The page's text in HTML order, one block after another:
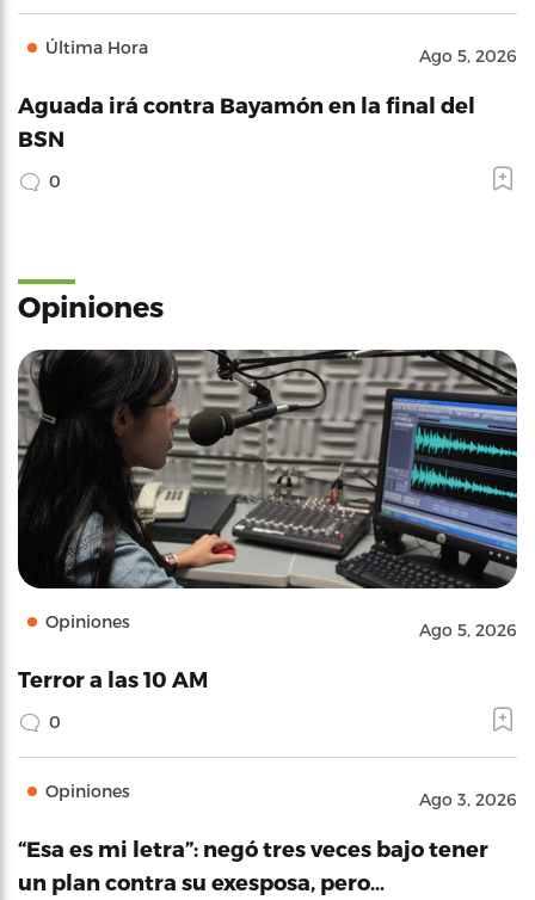
Última Hora Ago 5, 2026
Aguada irá contra Bayamón en la final del
BSN
0
Opiniones
Opiniones Ago 5, 2026
Terror a las 10 AM
0
Opiniones Ago 3, 2026
“Esa es mi letra”: negó tres veces bajo tener
un plan contra su exesposa, pero…